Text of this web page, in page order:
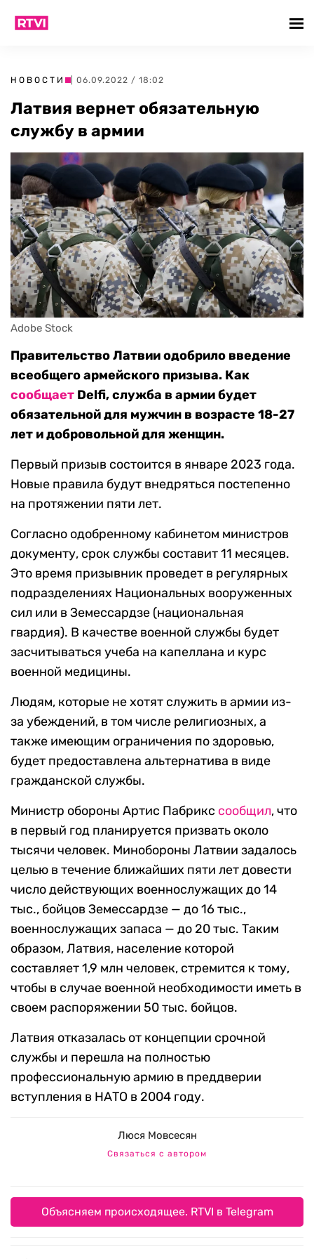
НОВОСТИ | 06.09.2022 / 18:02
Латвия вернет обязательную
службу в армии
Adobe Stock
Правительство Латвии одобрило введение
всеобщего армейского призыва. Как
сообщает Delfi, служба в армии будет
обязательной для мужчин в возрасте 18-27
лет и добровольной для женщин.
Первый призыв состоится в январе 2023 года.
Новые правила будут внедряться постепенно
на протяжении пяти лет.
Согласно одобренному кабинетом министров
документу, срок службы составит 11 месяцев.
Это время призывник проведет в регулярных
подразделениях Национальных вооруженных
сил или в Земессардзе (национальная
гвардия). В качестве военной службы будет
засчитываться учеба на капеллана и курс
военной медицины.
Людям, которые не хотят служить в армии из-
за убеждений, в том числе религиозных, а
также имеющим ограничения по здоровью,
будет предоставлена альтернатива в виде
гражданской службы.
Министр обороны Артис Пабрикс сообщил, что
в первый год планируется призвать около
тысячи человек. Минобороны Латвии задалось
целью в течение ближайших пяти лет довести
число действующих военнослужащих до 14
тыс., бойцов Земессардзе — до 16 тыс.,
военнослужащих запаса — до 20 тыс. Таким
образом, Латвия, население которой
составляет 1,9 млн человек, стремится к тому,
чтобы в случае военной необходимости иметь в
своем распоряжении 50 тыс. бойцов.
Латвия отказалась от концепции срочной
службы и перешла на полностью
профессиональную армию в преддверии
вступления в НАТО в 2004 году.
Люся Мовсесян
Связаться с автором
Объясняем происходящее. RTVI в Telegram